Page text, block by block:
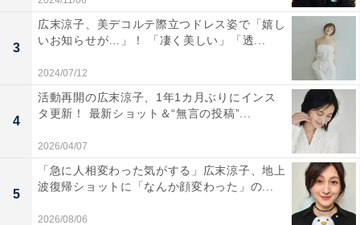
3
広末涼子、美デコルテ際立つドレス姿で「嬉し
いお知らせが…」！ 「凄く美しい」「透...
2024/07/12
4
活動再開の広末涼子、1年1カ月ぶりにインス
タ更新！ 最新ショット＆“無言の投稿”...
2026/04/07
5
「急に人相変わった気がする」広末涼子、地上
波復帰ショットに「なんか顔変わった」の...
2026/08/06